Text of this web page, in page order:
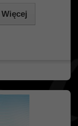
Więcej